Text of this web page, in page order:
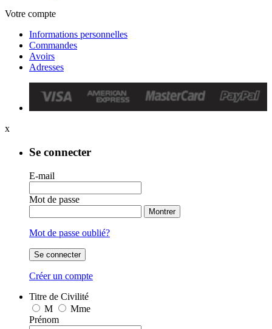
Votre compte
Informations personnelles
Commandes
Avoirs
Adresses
x
Se connecter
E-mail
Mot de passe
Montrer
Mot de passe oublié?
Se connecter
Créer un compte
Titre de Civilité
M
Mme
Prénom